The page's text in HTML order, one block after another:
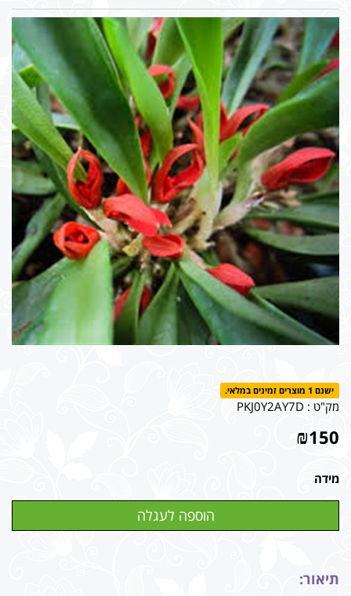
ישנם 1 מוצרים זמינים במלאי.
מק"ט : PKJ0Y2AY7D
₪150
מידה
תיאור: